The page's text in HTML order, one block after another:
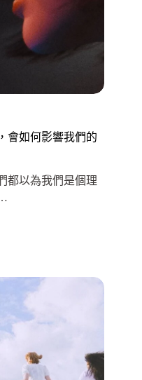
會如何影響我們的
都以為我們是個理